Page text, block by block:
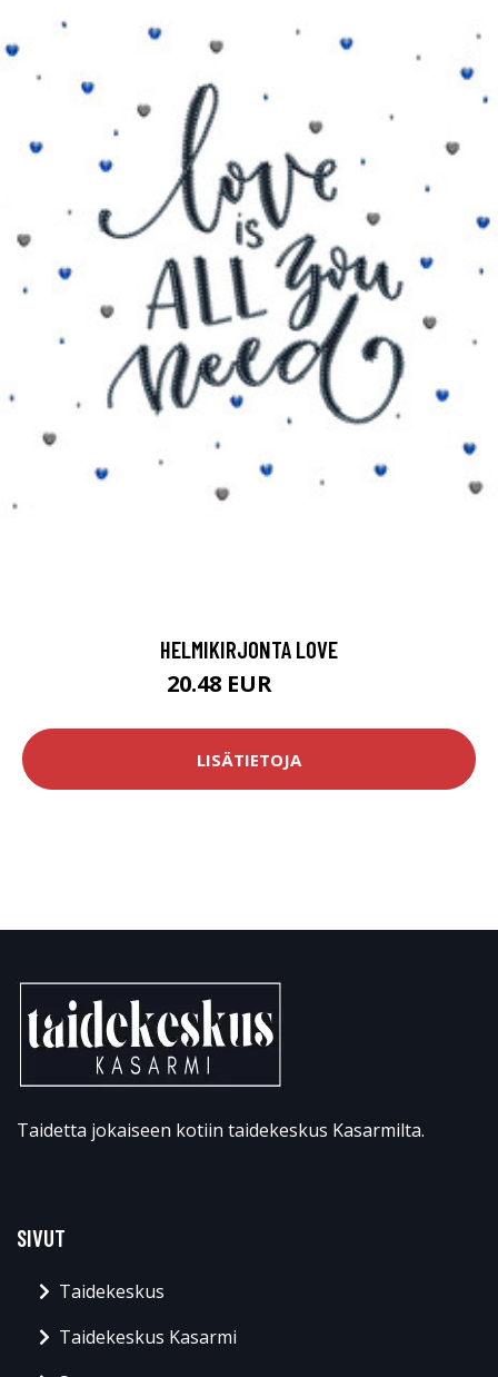
HELMIKIRJONTA LOVE
20.48 EUR
LISÄTIETOJA
Taidetta jokaiseen kotiin taidekeskus Kasarmilta.
SIVUT
Taidekeskus
Taidekeskus Kasarmi